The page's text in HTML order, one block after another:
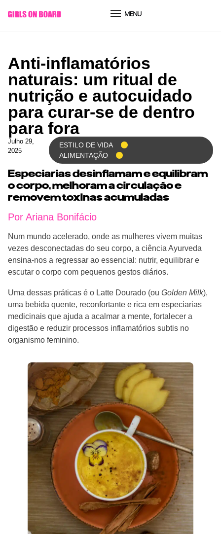
conteúdo
Anti-inflamatórios
naturais: um ritual de
nutrição e autocuidado
para curar-se de dentro
para fora
Julho 29,
2025
ESTILO DE VIDA
ALIMENTAÇÃO
Especiarias desinflamam e equilibram
o corpo, melhoram a circulação e
removem toxinas acumuladas
Por Ariana Bonifácio
Num mundo acelerado, onde as mulheres vivem muitas
vezes desconectadas do seu corpo, a ciência Ayurveda
ensina-nos a regressar ao essencial: nutrir, equilibrar e
escutar o corpo com pequenos gestos diários.
Uma dessas práticas é o Latte Dourado (ou Golden Milk),
uma bebida quente, reconfortante e rica em especiarias
medicinais que ajuda a acalmar a mente, fortalecer a
digestão e reduzir processos inflamatórios subtis no
organismo feminino.